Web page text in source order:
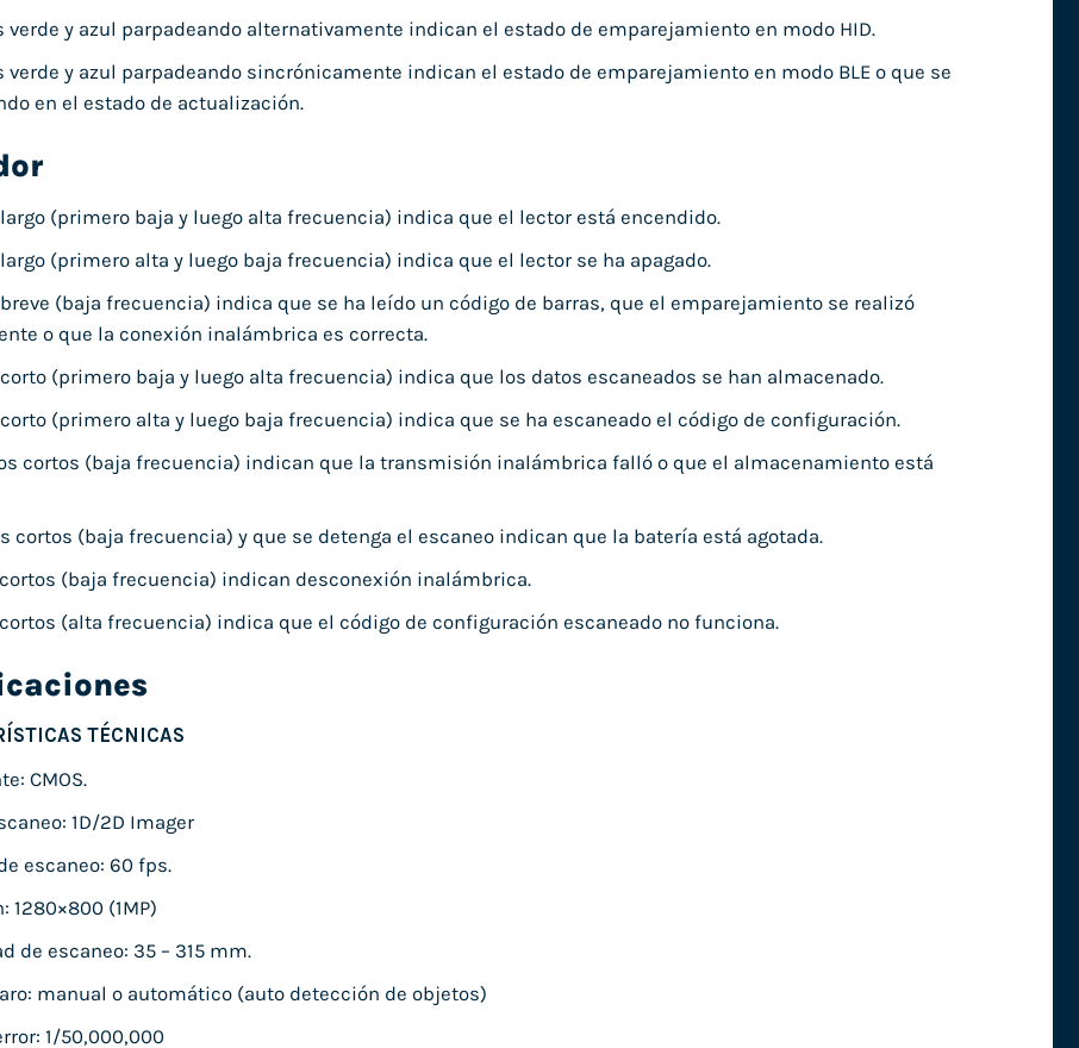
verde y azul parpadeando alternativamente indican el estado de emparejamiento en modo HID.
verde y azul parpadeando sincrónicamente indican el estado de emparejamiento en modo BLE o que se
en el estado de actualización.
(primero baja y luego alta frecuencia) indica que el lector está encendido.
(primero alta y luego baja frecuencia) indica que el lector se ha apagado.
(baja frecuencia) indica que se ha leído un código de barras, que el emparejamiento se realizó
o que la conexión inalámbrica es correcta.
(primero baja y luego alta frecuencia) indica que los datos escaneados se han almacenado.
(primero alta y luego baja frecuencia) indica que se ha escaneado el código de configuración.
cortos (baja frecuencia) indican que la transmisión inalámbrica falló o que el almacenamiento está
cortos (baja frecuencia) y que se detenga el escaneo indican que la batería está agotada.
(baja frecuencia) indican desconexión inalámbrica.
(alta frecuencia) indica que el código de configuración escaneado no funciona.
TÉCNICAS
CMOS.
1D/2D Imager
escaneo: 60 fps.
1280×800 (1MP)
de escaneo: 35 – 315 mm.
manual o automático (auto detección de objetos)
1/50,000,000